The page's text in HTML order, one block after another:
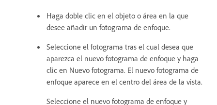
Haga doble clic en el objeto o área en la que
desee añadir un fotograma de enfoque.
Seleccione el fotograma tras el cual desea que
aparezca el nuevo fotograma de enfoque y haga
clic en Nuevo fotograma. El nuevo fotograma de
enfoque aparece en el centro del área de la vista.
Seleccione el nuevo fotograma de enfoque y